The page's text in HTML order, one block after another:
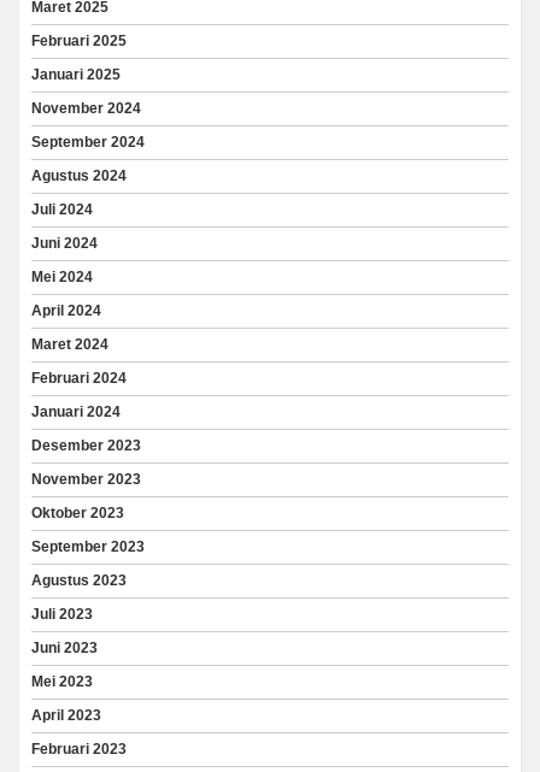
Maret 2025
Februari 2025
Januari 2025
November 2024
September 2024
Agustus 2024
Juli 2024
Juni 2024
Mei 2024
April 2024
Maret 2024
Februari 2024
Januari 2024
Desember 2023
November 2023
Oktober 2023
September 2023
Agustus 2023
Juli 2023
Juni 2023
Mei 2023
April 2023
Februari 2023